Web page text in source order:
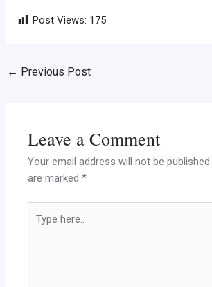
Post Views: 175
← Previous Post
Leave a Comment
Your email address will not be published.
are marked*
here..